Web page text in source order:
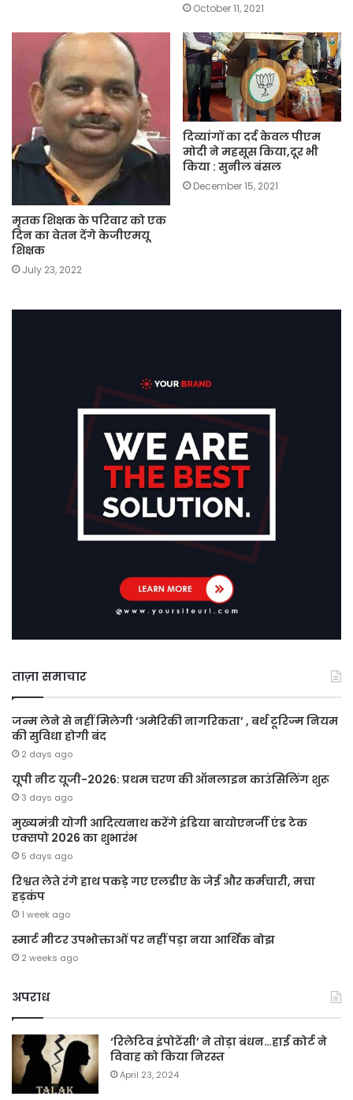
October 11, 2021
मृतक शिक्षक के परिवार को एक
दिन का वेतन देंगे केजीएमयू
शिक्षक
July 23, 2022
दिव्यांगों का दर्द केवल पीएम
मोदी ने महसूस किया,दूर भी
किया : सुनील बंसल
December 15, 2021
ताज़ा समाचार
जन्म लेने से नहीं मिलेगी ‘अमेरिकी नागरिकता’ , बर्थ टूरिज्म नियम
की सुविधा होगी बंद
2 days ago
यूपी नीट यूजी-2026: प्रथम चरण की ऑनलाइन काउंसिलिंग शुरू
3 days ago
मुख्यमंत्री योगी आदित्यनाथ करेंगे इंडिया बायोएनर्जी एंड टेक
एक्सपो 2026 का शुभारंभ
5 days ago
रिश्वत लेते रंगे हाथ पकड़े गए एलडीए के जेई और कर्मचारी, मचा
हड़कंप
1 week ago
स्मार्ट मीटर उपभोक्ताओं पर नहीं पड़ा नया आर्थिक बोझ
2 weeks ago
अपराध
‘रिलेटिव इंपोटेंसी’ ने तोड़ा बंधन…हाई कोर्ट ने
विवाह को किया निरस्त
April 23, 2024